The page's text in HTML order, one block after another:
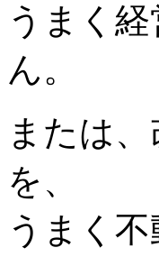
うまく
ん。
または
を、
うまく